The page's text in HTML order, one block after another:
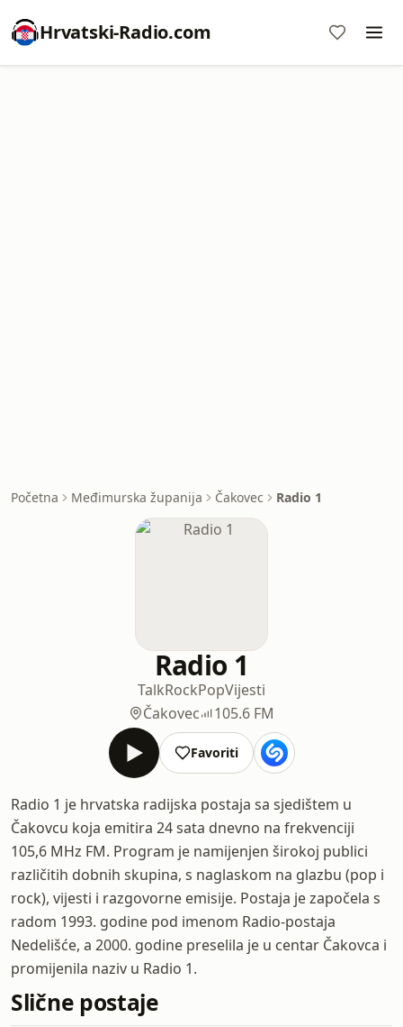
Hrvatski-Radio.com
Početna Međimurska županija Čakovec Radio 1
Radio 1
TalkRockPopVijesti
Čakovec
105.6 FM
Favoriti
Radio 1 je hrvatska radijska postaja sa sjedištem u
Čakovcu koja emitira 24 sata dnevno na frekvenciji
105,6 MHz FM. Program je namijenjen širokoj publici
različitih dobnih skupina, s naglaskom na glazbu (pop i
rock), vijesti i razgovorne emisije. Postaja je započela s
radom 1993. godine pod imenom Radio-postaja
Nedelišće, a 2000. godine preselila je u centar Čakovca i
promijenila naziv u Radio 1.
Slične postaje